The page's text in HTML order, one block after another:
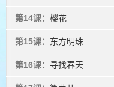
第14课： 樱花
第15课： 东方明珠
第16课： 寻找春天